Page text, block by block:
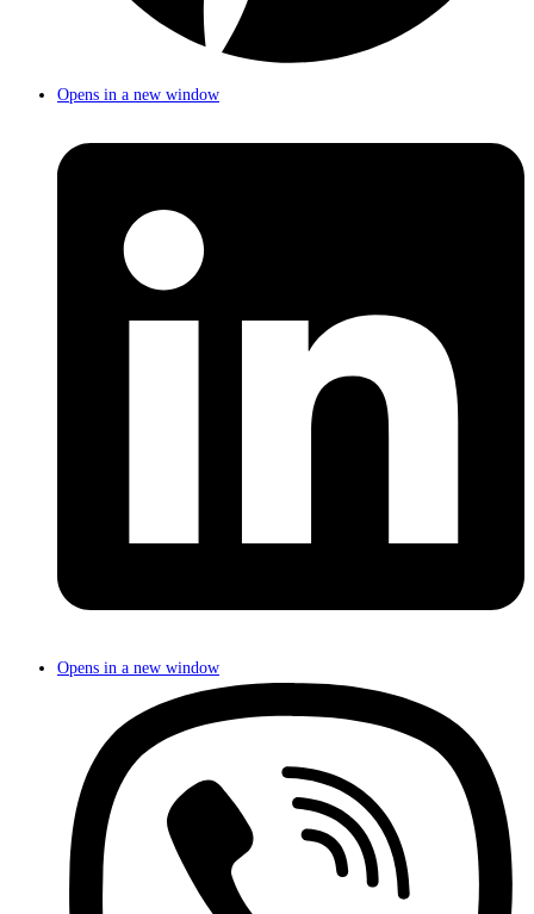
Opens in a new window
Opens in a new window